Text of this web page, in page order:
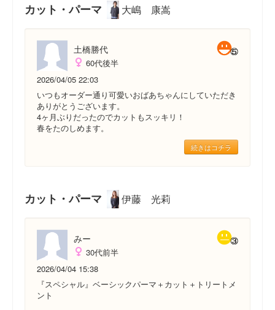
カット・パーマ 大嶋 康嵩
土橋勝代
60代後半
2026/04/05 22:03
いつもオーダー通り可愛いおばあちゃんにしていただき
ありがとうございます。
4ヶ月ぶりだったのでカットもスッキリ！
春をたのしめます。
続きはコチラ
カット・パーマ 伊藤 光莉
みー
30代前半
2026/04/04 15:38
『スペシャル』ベーシックパーマ＋カット＋トリートメ
ント